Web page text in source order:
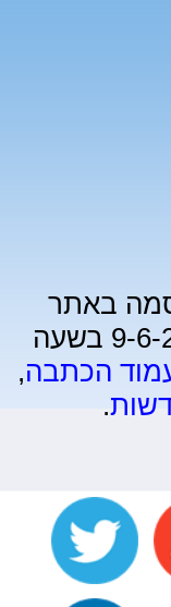
באתר
ynet בתאריך 9-6-26 בשעה
הכתבה,
.